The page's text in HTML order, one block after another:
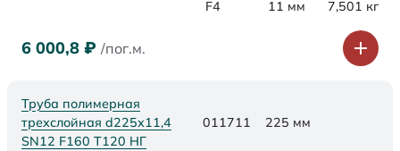
F4 11 мм 7,501 кг
6 000,8 ₽ /пог.м.
Труба полимерная
трехслойная d225х11,4
SN12 F160 Т120 НГ
011711 225 мм